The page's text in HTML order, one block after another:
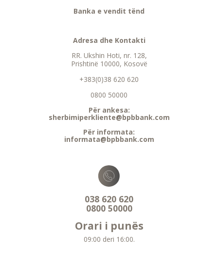
Banka e vendit tënd
Adresa dhe Kontakti
RR. Ukshin Hoti, nr. 128,
Prishtinë 10000, Kosovë
+383(0)38 620 620
0800 50000
Për ankesa:
sherbimiperkliente@bpbbank.com
Për informata:
informata@bpbbank.com
038 620 620
0800 50000
Orari i punës
09:00 deri 16:00.